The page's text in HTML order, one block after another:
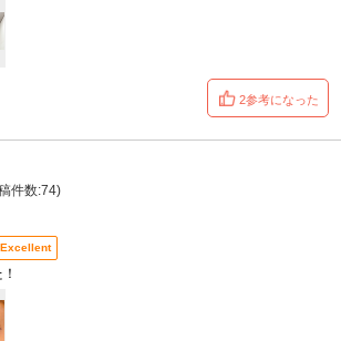
2参考になった
件数:74)